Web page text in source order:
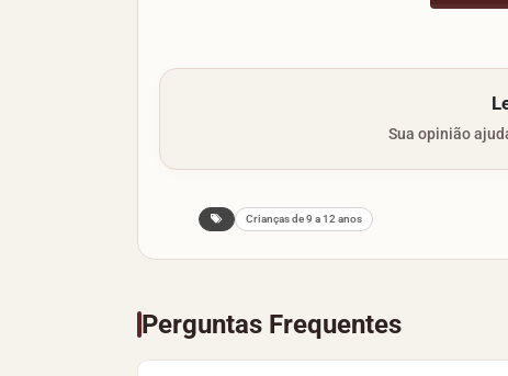
Sua opinião
Crianças de 9 a 12 anos
Perguntas Frequentes